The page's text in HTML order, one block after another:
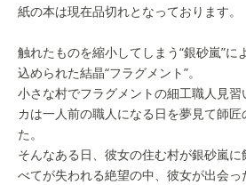
紙の本は現在品切れとなっております。
触れたものを縮小してしまう“銀砂嵐”に
込められた結晶“フラグメント”。
小さな村でフラグメントの細工職人見
カは一人前の職人になる日を夢見て師
た。
そんなある日、彼女の住む村が銀砂嵐
べてが失われる絶望の中、彼女が出会